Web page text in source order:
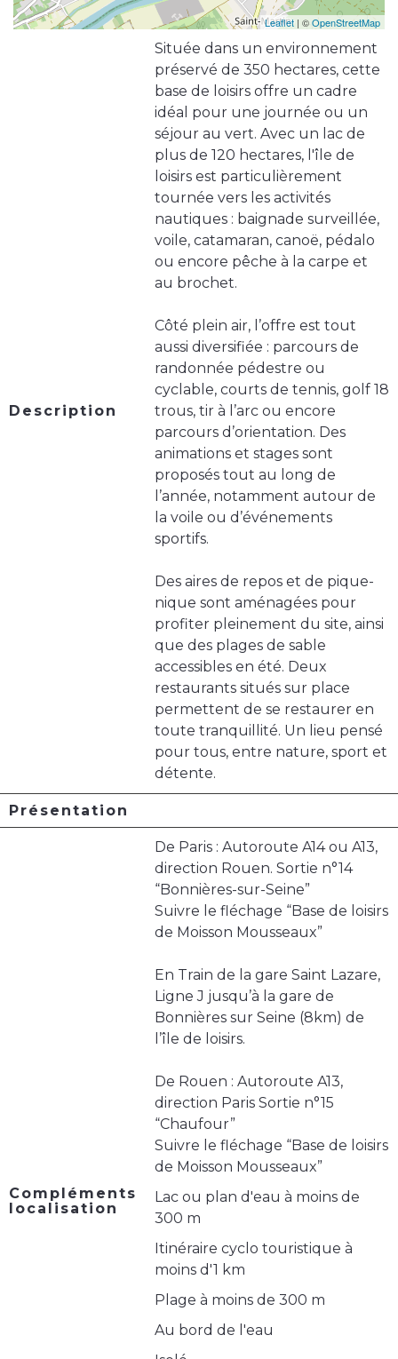
Leaflet | ©OpenStreetMap
Description
Située dans un environnement
préservé de 350 hectares, cette
base de loisirs offre un cadre
idéal pour une journée ou un
séjour au vert. Avec un lac de
plus de 120 hectares, l'île de
loisirs est particulièrement
tournée vers les activités
nautiques : baignade surveillée,
voile, catamaran, canoë, pédalo
ou encore pêche à la carpe et
au brochet.
Côté plein air, l’offre est tout
aussi diversifiée : parcours de
randonnée pédestre ou
cyclable, courts de tennis, golf 18
trous, tir à l’arc ou encore
parcours d’orientation. Des
animations et stages sont
proposés tout au long de
l’année, notamment autour de
la voile ou d’événements
sportifs.
Des aires de repos et de pique-
nique sont aménagées pour
profiter pleinement du site, ainsi
que des plages de sable
accessibles en été. Deux
restaurants situés sur place
permettent de se restaurer en
toute tranquillité. Un lieu pensé
pour tous, entre nature, sport et
détente.
Présentation
Compléments
localisation
De Paris : Autoroute A14 ou A13,
direction Rouen. Sortie n°14
“Bonnières-sur-Seine”
Suivre le fléchage “Base de loisirs
de Moisson Mousseaux”
En Train de la gare Saint Lazare,
Ligne J jusqu’à la gare de
Bonnières sur Seine (8km) de
l’île de loisirs.
De Rouen : Autoroute A13,
direction Paris Sortie n°15
“Chaufour”
Suivre le fléchage “Base de loisirs
de Moisson Mousseaux”
Lac ou plan d'eau à moins de
300 m
Itinéraire cyclo touristique à
moins d'1 km
Plage à moins de 300 m
Au bord de l'eau